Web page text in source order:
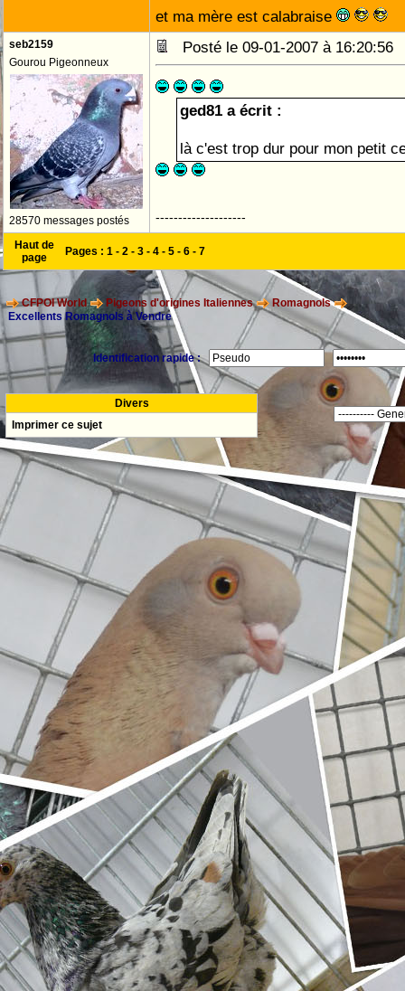
et ma mère est calabraise
seb2159
Gourou Pigeonneux
28570 messages postés
Posté le 09-01-2007 à
ged81 a écrit :
là c'est trop dur pour mon petit
--------------------
Haut de
page
Pages : 1 - 2 - 3 - 4 - 5 - 6 - 7
CFPOI World Pigeons d'origines Italiennes
Romagnols
Excellents Romagnols à Vendre
Identification rapide :
Divers
Imprimer ce sujet